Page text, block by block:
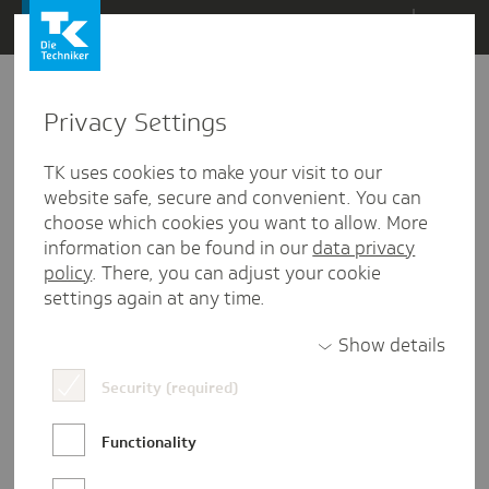
Direkt
Inhalt
BWL
Privacy Settings
TK uses cookies to make your visit to our
website safe, secure and convenient. You can
choose which cookies you want to allow. More
information can be found in our data privacy
policy. There, you can adjust your cookie
settings again at any time.
Show details
Security (required)
Functionality